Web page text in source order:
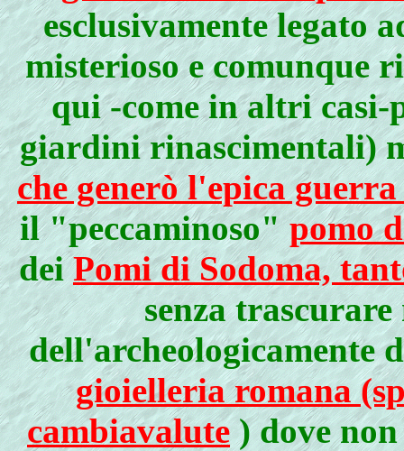
esclusivamente legato
misterioso e comunque
qui -come in altri casi-
giardini rinascimentali)
che generò l'epica
il "peccaminoso"pomo
deiPomi di Sodoma,
senza trascurare
dell'archeologicamente
gioielleria romana
cambiavalute) dove